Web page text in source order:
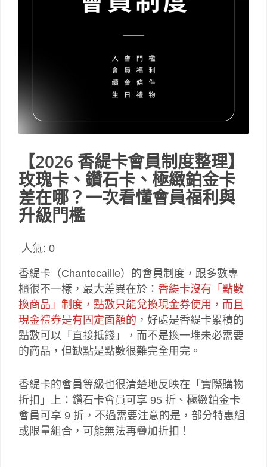
【2026 香緹卡會員制度整理】
玫瑰卡、鑽石卡、極緻鉑金卡
差在哪？一次看懂會員福利與
升級門檻
人氣: 0
香緹卡（Chantecaille）的會員制度，跟多數專
櫃很不一樣，最大差異在於： 香緹卡沒有「點數
換商品」制度，點數只能兌換現金券使用，而且
現金禮券是有固定面額的 ，好處是香緹卡累積的
點數可以「直接抵錢」，而不是換一堆未必需要
的商品，但缺點是點數很難完全用完。
香緹卡的會員等級也很清楚地反映在「實際購物
折扣」上：鑽石卡會員可享 95 折、極緻鉑金卡
會員可享 9 折，不過需要注意的是，部分特惠組
或限量組合，可能無法再疊加折扣！